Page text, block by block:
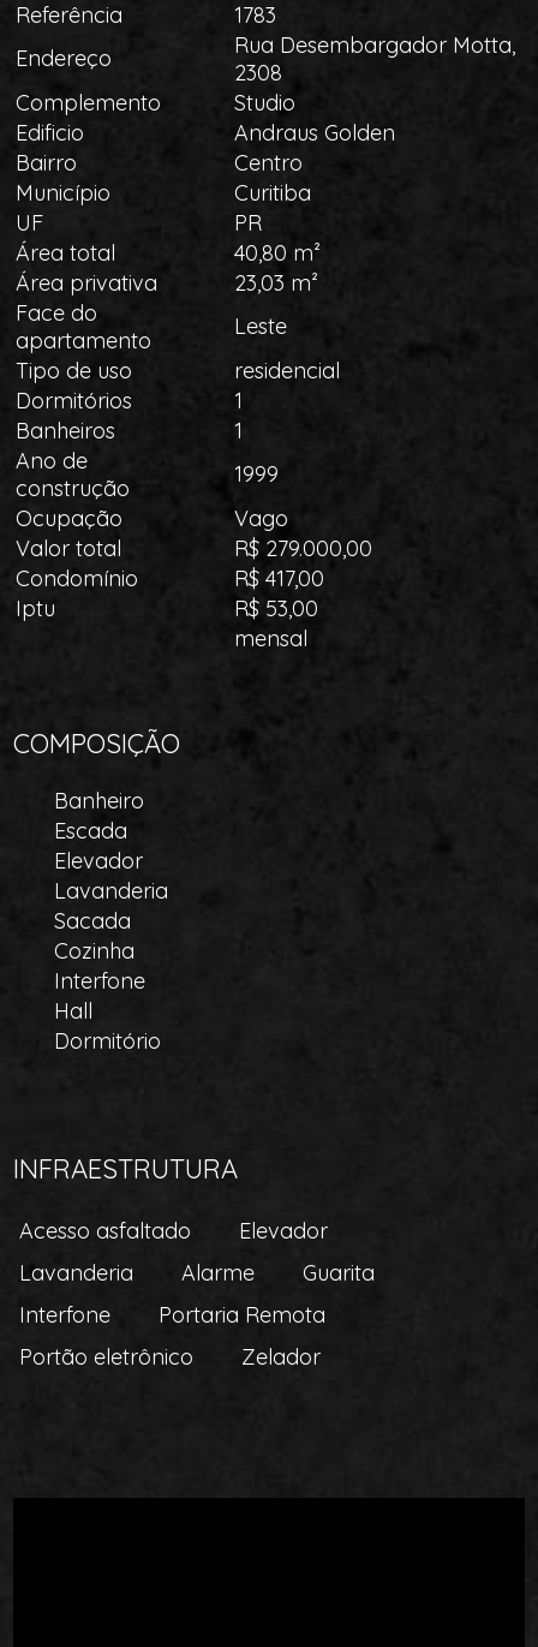
Referência
1783
Endereço
Rua Desembargador Motta,
2308
Complemento
Studio
Edificio
Andraus Golden
Bairro
Centro
Município
Curitiba
UF
PR
Área total
40,80 m²
Área privativa
23,03 m²
Face do
apartamento
Leste
Tipo de uso
residencial
Dormitórios
1
Banheiros
1
Ano de
construção
1999
Ocupação
Vago
Valor total
R$ 279.000,00
Condomínio
R$ 417,00
Iptu
R$ 53,00
mensal
COMPOSIÇÃO
Banheiro
Escada
Elevador
Lavanderia
Sacada
Cozinha
Interfone
Hall
Dormitório
INFRAESTRUTURA
Acesso asfaltado
Elevador
Lavanderia
Alarme
Guarita
Interfone
Portaria Remota
Portão eletrônico
Zelador